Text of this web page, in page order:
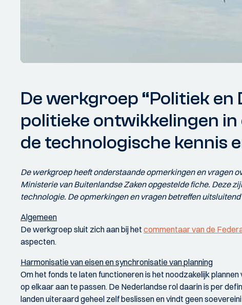
De werkgroep “Politiek
politieke ontwikkelingen
de technologische kennis
De werkgroep heeft onderstaande opmerkingen en vragen
Ministerie van Buitenlandse Zaken opgestelde fiche. Deze
technologie. De opmerkingen en vragen betreffen
Algemeen
De werkgroep sluit zich aan bij het commentaar van de
aspecten.
Harmonisatie van eisen en synchronisatie van planning
Om het fonds te laten functioneren is het noodzakelijk
op elkaar aan te passen. De Nederlandse rol daarin is per
landen uiteraard geheel zelf beslissen en vindt geen